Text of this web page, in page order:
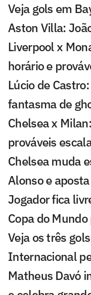
Veja gols em
Aston Villa:
Liverpool x
horário e
Lúcio de
fantasma de
Chelsea x
prováveis
Chelsea muda
Alonso e
Jogador fica
Copa do
Veja os três
Internacional
Matheus Davó